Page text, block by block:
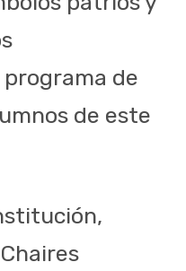
de
de este